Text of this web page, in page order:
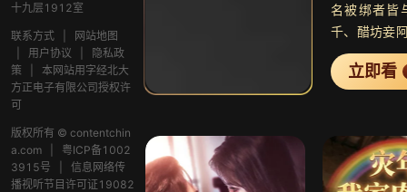
十九层1912室
联系方式
网站地图
用户协议
隐私政
策
本网站用字经北大
方正电子有限公司授权许
可
版权所有 © contentchin
a.com
粤ICP备1002
3915号
信息网络传
播视听节目许可证19082
名被绑者
千、醋坊妾
韩参军之妻
年主审官杜
茧、逐一击
件混乱中，
临最难的生
立即看